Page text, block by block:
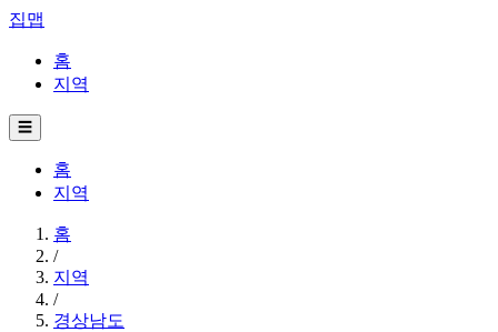
집맵
홈
지역
☰
홈
지역
홈
/
지역
/
경상남도